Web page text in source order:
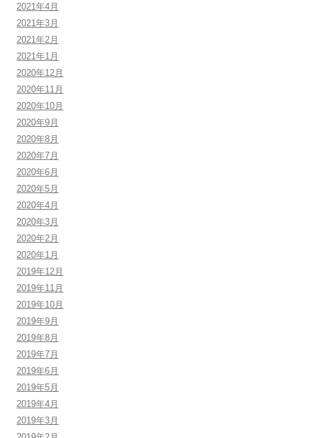
2021年4月
2021年3月
2021年2月
2021年1月
2020年12月
2020年11月
2020年10月
2020年9月
2020年8月
2020年7月
2020年6月
2020年5月
2020年4月
2020年3月
2020年2月
2020年1月
2019年12月
2019年11月
2019年10月
2019年9月
2019年8月
2019年7月
2019年6月
2019年5月
2019年4月
2019年3月